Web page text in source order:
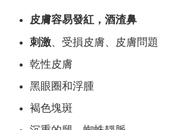
皮膚容易發紅，酒渣鼻
刺激、受損皮膚、皮膚問題
乾性皮膚
黑眼圈和浮腫
褐色塊斑